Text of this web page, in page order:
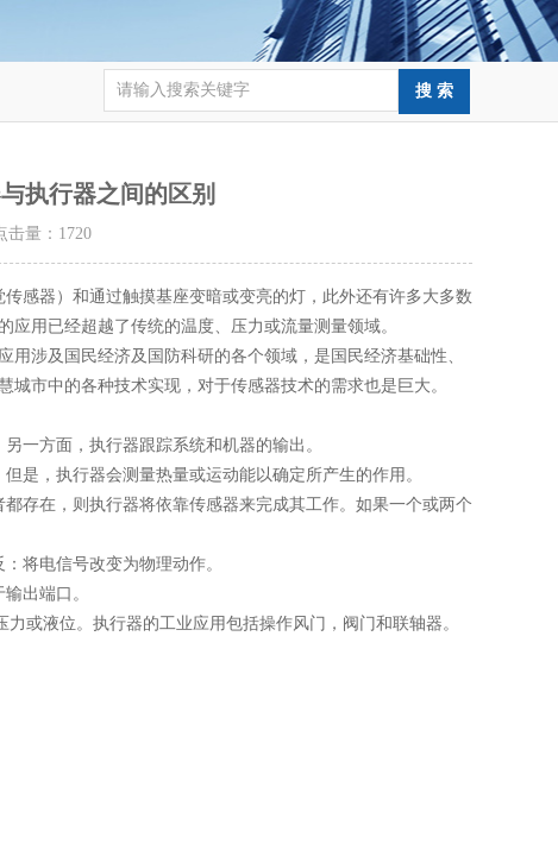
执行器之间的区别
量： 1720
感器）和通过触摸基座变暗或变亮的灯，此外还有许多大多数
用已经超越了传统的温度、压力或流量测量领域。
涉及国民经济及国防科研的各个领域，是国民经济基础性、
市中的各种技术实现，对于传感器技术的需求也是巨大。
方面，执行器跟踪系统和机器的输出。
，执行器会测量热量或运动能以确定所产生的作用。
在，则执行器将依靠传感器来完成其工作。如果一个或两个
将电信号改变为物理动作。
出端口。
或液位。执行器的工业应用包括操作风门，阀门和联轴器。